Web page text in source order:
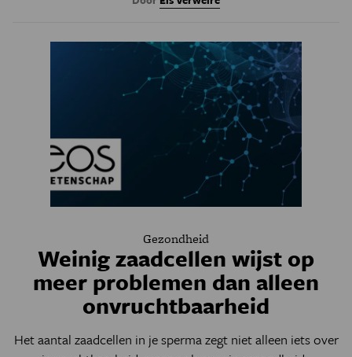
Gezondheid
Weinig zaadcellen wijst op
meer problemen dan alleen
onvruchtbaarheid
Het aantal zaadcellen in je sperma zegt niet alleen iets over